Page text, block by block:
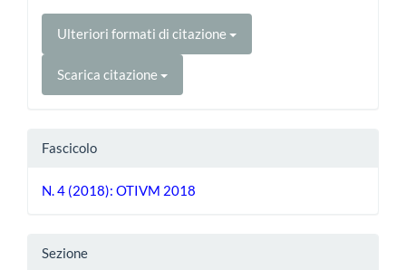
Ulteriori formati di citazione
Scarica citazione
Fascicolo
N. 4 (2018): OTIVM 2018
Sezione